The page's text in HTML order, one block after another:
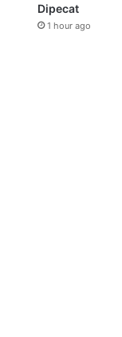
Dipecat
1 hour ago